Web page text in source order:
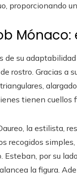
proporcionando
de su
rostro. Gracias a
tienen cuellos
la estilista,
recogidos
Esteban, por su
la figura.